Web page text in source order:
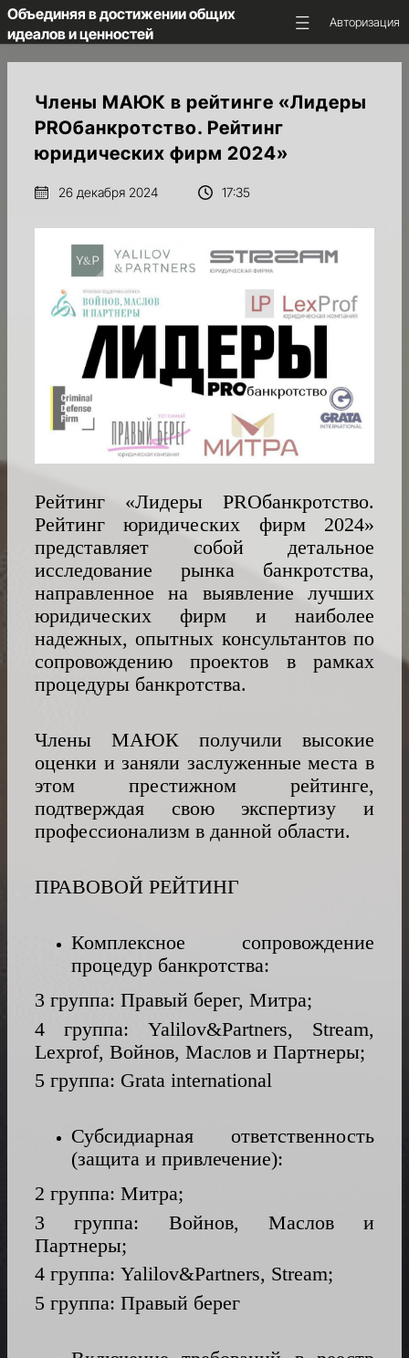
Объединяя в достижении общих
идеалов и ценностей
Авторизация
ГЛАВНАЯ
ОБ
АССОЦИАЦИИ
НКС
НОВОСТИ
ПРЕДСТОЯЩИЕ
СОБЫТИЯ
МЕДИА
АНАЛИТИКА
МЕЖДУНАРОДНОЙ
ФИНАНСОВО-
ПРАВОВОЙ
ИНФРАСТУКТУРЕ
КАРЬЕРНЫЙ
И
ЦЕНТР
БЛАГОТВОРИТЕЛЬНОСТЬ
ПРЕДСТАВИТЕЛЬСТВА
АССОЦИАЦИИ
RU
Члены МАЮК в рейтинге «Лидеры
PROбанкротство. Рейтинг
юридических фирм 2024»
26 декабря 2024 17:35
Рейтинг «Лидеры PROбанкротство.
Рейтинг юридических фирм 2024»
представляет собой детальное
исследование рынка банкротства,
направленное на выявление лучших
юридических фирм и наиболее
надежных, опытных консультантов по
сопровождению проектов в рамках
процедуры банкротства.
Члены МАЮК получили высокие
оценки и заняли заслуженные места в
этом престижном рейтинге,
подтверждая свою экспертизу и
профессионализм в данной области.
ПРАВОВОЙ РЕЙТИНГ
Комплексное сопровождение
процедур банкротства:
3 группа: Правый берег, Митра;
4 группа: Yalilov&Partners, Stream,
Lexprof, Войнов, Маслов и Партнеры;
5 группа: Grata international
Субсидиарная ответственность
(защита и привлечение):
2 группа: Митра;
3 группа: Войнов, Маслов и
Партнеры;
4 группа: Yalilov&Partners, Stream;
5 группа: Правый берег